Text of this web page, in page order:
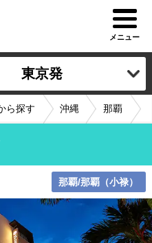
メニュー
東京発
ら探す 沖縄 那覇
那覇/那覇（小禄）